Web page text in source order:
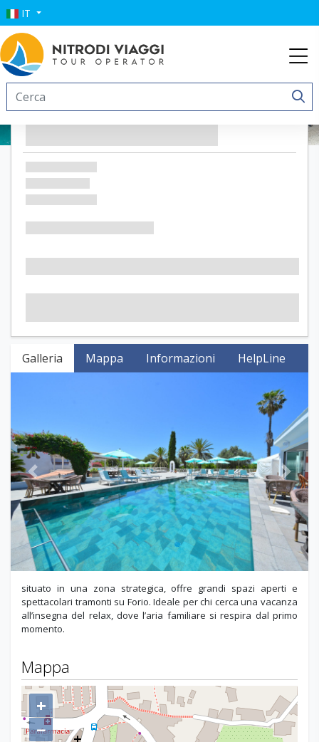
IT
Hotel Terme Colella
Galleria Mappa Informazioni HelpLine
Previous Next
situato in una zona strategica, offre grandi spazi aperti e
spettacolari tramonti su Forio. Ideale per chi cerca una vacanza
all’insegna del relax, dove l’aria familiare si respira dal primo
momento.
Mappa
+
−